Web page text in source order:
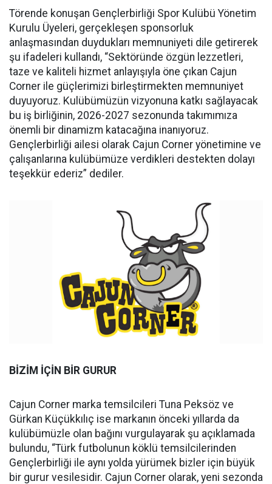
Törende konuşan Gençlerbirliği Spor Kulübü Yönetim
Kurulu Üyeleri, gerçekleşen sponsorluk
anlaşmasından duydukları memnuniyeti dile getirerek
şu ifadeleri kullandı, “Sektöründe özgün lezzetleri,
taze ve kaliteli hizmet anlayışıyla öne çıkan Cajun
Corner ile güçlerimizi birleştirmekten memnuniyet
duyuyoruz. Kulübümüzün vizyonuna katkı sağlayacak
bu iş birliğinin, 2026-2027 sezonunda takımımıza
önemli bir dinamizm katacağına inanıyoruz.
Gençlerbirliği ailesi olarak Cajun Corner yönetimine ve
çalışanlarına kulübümüze verdikleri destekten dolayı
teşekkür ederiz” dediler.
BİZİM İÇİN BİR GURUR
Cajun Corner marka temsilcileri Tuna Peksöz ve
Gürkan Küçükkılıç ise markanın önceki yıllarda da
kulübümüzle olan bağını vurgulayarak şu açıklamada
bulundu, “Türk futbolunun köklü temsilcilerinden
Gençlerbirliği ile aynı yolda yürümek bizler için büyük
bir gurur vesilesidir. Cajun Corner olarak, yeni sezonda